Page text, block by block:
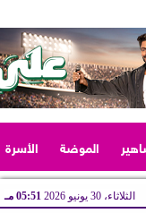
الموضة الأسرة
الثلاثاء، 30 يونيو 2026 05:51 مـ